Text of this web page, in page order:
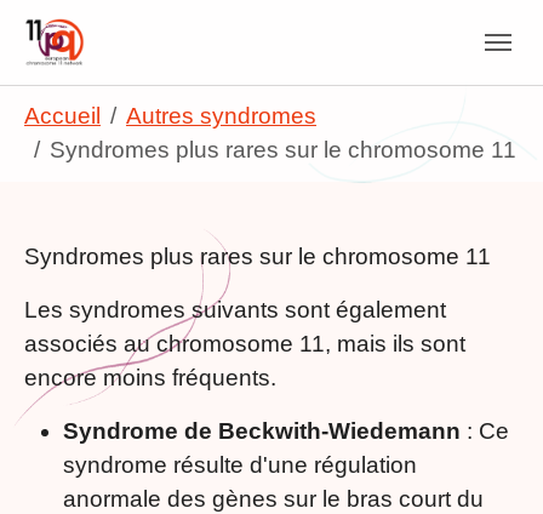
Skip to main navigation
Skip to main content
Skip to page footer
Accueil
Autres syndromes
Syndromes plus rares sur le chromosome 11
Syndromes plus rares sur le chromosome 11
Les syndromes suivants sont également
associés au chromosome 11, mais ils sont
encore moins fréquents.
Syndrome de Beckwith-Wiedemann : Ce
syndrome résulte d'une régulation
anormale des gènes sur le bras court du